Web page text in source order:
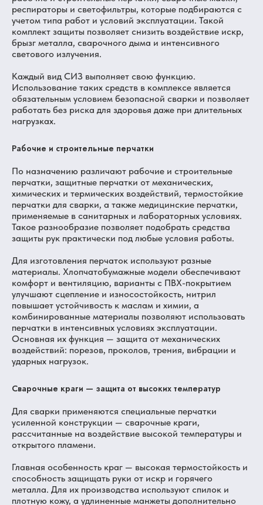
респираторы и светофильтры, которые подбираются с
учетом типа работ и условий эксплуатации. Такой
комплект защиты позволяет снизить воздействие искр,
брызг металла, сварочного дыма и интенсивного
светового излучения.
Каждый вид СИЗ выполняет свою функцию.
Использование таких средств в комплексе является
обязательным условием безопасной сварки и позволяет
работать без риска для здоровья даже при длительных
нагрузках.
Рабочие и строительные перчатки
По назначению различают рабочие и строительные
перчатки, защитные перчатки от механических,
химических и термических воздействий, термостойкие
перчатки для сварки, а также медицинские перчатки,
применяемые в санитарных и лабораторных условиях.
Такое разнообразие позволяет подобрать средства
защиты рук практически под любые условия работы.
Для изготовления перчаток используют разные
материалы. Хлопчатобумажные модели обеспечивают
комфорт и вентиляцию, варианты с ПВХ-покрытием
улучшают сцепление и износостойкость, нитрил
повышает устойчивость к маслам и химии, а
комбинированные материалы позволяют использовать
перчатки в интенсивных условиях эксплуатации.
Основная их функция — защита от механических
воздействий: порезов, проколов, трения, вибрации и
ударных нагрузок.
Сварочные краги — защита от высоких температур
Для сварки применяются специальные перчатки
усиленной конструкции — сварочные краги,
рассчитанные на воздействие высокой температуры и
открытого пламени.
Главная особенность краг — высокая термостойкость и
способность защищать руки от искр и горячего
металла. Для их производства используют спилок и
плотную кожу, а удлиненные манжеты дополнительно